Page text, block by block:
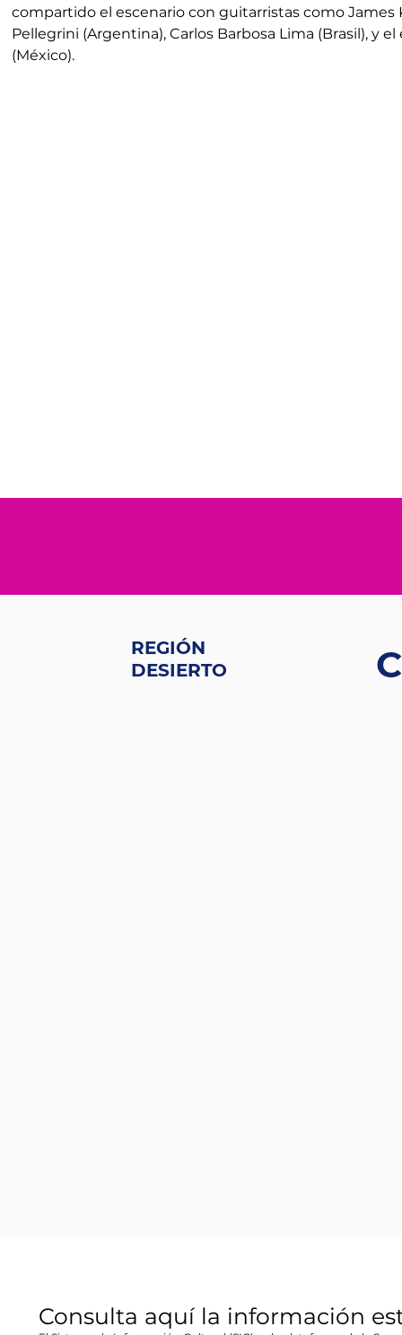
compartido el escenario con guitarristas como James
Pellegrini (Argentina), Carlos Barbosa Lima (Brasil), y
(México).
REGIÓN
DESIERTO
Consulta aquí la información